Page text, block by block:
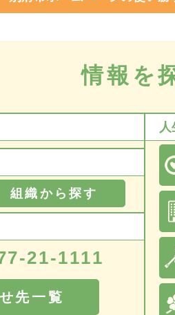
情報を
組織から探す
21-1111
先一覧